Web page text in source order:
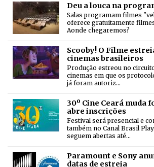
Deu a louca na
Salas programam filmes
oferece gratuitamente
Aonde chegaremos?
Scooby! O Filme
cinemas brasileiros
Produção estreou no
cinemas em que os
já foram autoriz…
30º Cine Ceará muda
abre inscrições
Festival será presencial e
também no Canal Brasil
seguem abertas até…
Paramount e Sony
datas de estreia